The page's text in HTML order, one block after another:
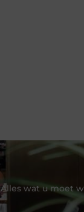
Alles wat u moet